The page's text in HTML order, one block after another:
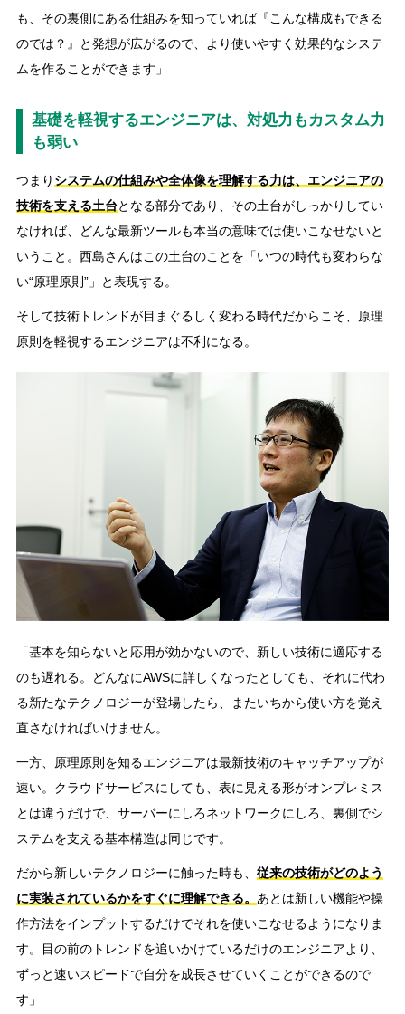
も、その裏側にある仕組みを知っていれば『こんな構成もできる
のでは？』と発想が広がるので、より使いやすく効果的なシステ
ムを作ることができます」
基礎を軽視するエンジニアは、対処力もカスタム力
も弱い
つまり システムの仕組みや全体像を理解する力は、エンジニアの
技術を支える土台となる部分であり、その土台がしっかりしてい
なければ、どんな最新ツールも本当の意味では使いこなせないと
いうこと。西島さんはこの土台のことを「いつの時代も変わらな
い“原理原則”」と表現する。
そして技術トレンドが目まぐるしく変わる時代だからこそ、原理
原則を軽視するエンジニアは不利になる。
「基本を知らないと応用が効かないので、新しい技術に適応する
のも遅れる。どんなにAWSに詳しくなったとしても、それに代わ
る新たなテクノロジーが登場したら、またいちから使い方を覚え
直さなければいけません。
一方、原理原則を知るエンジニアは最新技術のキャッチアップが
速い。クラウドサービスにしても、表に見える形がオンプレミス
とは違うだけで、サーバーにしろネットワークにしろ、裏側でシ
ステムを支える基本構造は同じです。
だから新しいテクノロジーに触った時も、 従来の技術がどのよう
に実装されているかをすぐに理解できる。 あとは新しい機能や操
作方法をインプットするだけでそれを使いこなせるようになりま
す。目の前のトレンドを追いかけているだけのエンジニアより、
ずっと速いスピードで自分を成長させていくことができるので
す」